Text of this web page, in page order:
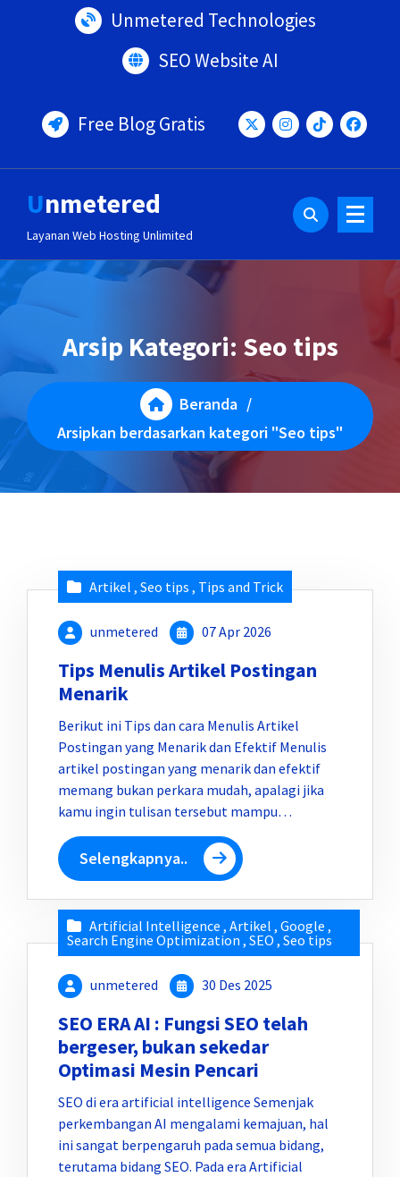
Unmetered Technologies
SEO Website AI
Free Blog Gratis
Unmetered
Layanan Web Hosting Unlimited
Arsip Kategori: Seo tips
Beranda /
Arsipkan berdasarkan kategori "Seo tips"
Artikel , Seo tips , Tips and Trick
unmetered 07 Apr 2026
Tips Menulis Artikel Postingan
Menarik
Berikut ini Tips dan cara Menulis Artikel
Postingan yang Menarik dan Efektif Menulis
artikel postingan yang menarik dan efektif
memang bukan perkara mudah, apalagi jika
kamu ingin tulisan tersebut mampu…
Selengkapnya..
Artificial Intelligence , Artikel , Google ,
Search Engine Optimization , SEO , Seo tips
unmetered 30 Des 2025
SEO ERA AI : Fungsi SEO telah
bergeser, bukan sekedar
Optimasi Mesin Pencari
SEO di era artificial intelligence Semenjak
perkembangan AI mengalami kemajuan, hal
ini sangat berpengaruh pada semua bidang,
terutama bidang SEO. Pada era Artificial